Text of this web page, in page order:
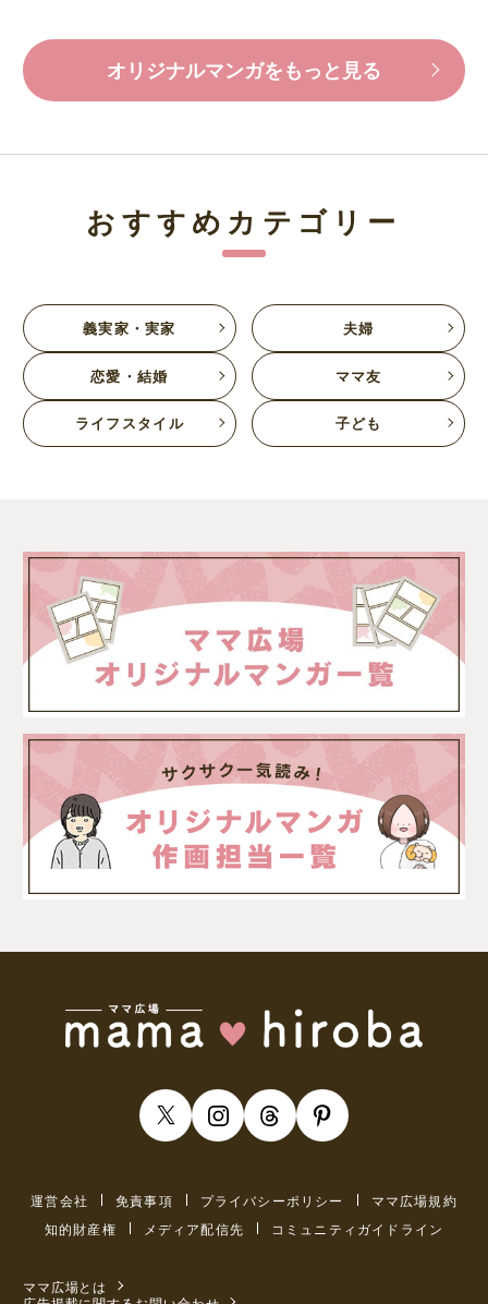
オリジナルマンガをもっと見る
おすすめカテゴリー
義実家・実家 夫婦
恋愛・結婚 ママ友
ライフスタイル 子ども
運営会社 免責事項 プライバシーポリシー
ママ広場規約
知的財産権
メディア配信先 コミュニティガイドライン
ママ広場とは